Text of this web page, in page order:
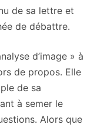
de sa lettre et
de débattre.
d’image » à
de propos. Elle
de sa
à semer le
Alors que